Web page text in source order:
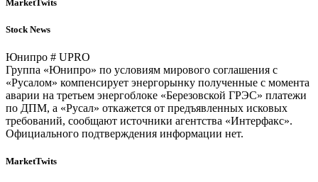
MarketTwits
Stock News
Юнипро # UPRO
Группа «Юнипро» по условиям мирового соглашения с
«Русалом» компенсирует энергорынку полученные с момента
аварии на третьем энергоблоке «Березовской ГРЭС» платежи
по ДПМ, а «Русал» откажется от предъявленных исковых
требований, сообщают источники агентства «Интерфакс».
Официального подтверждения информации нет.
MarketTwits